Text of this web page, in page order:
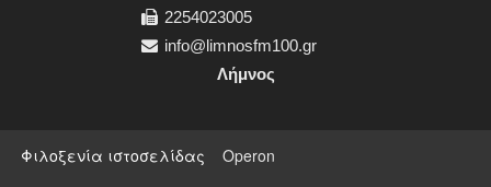
2254023005
info@limnosfm100.gr
Λήμνος
Φιλοξενία ιστοσελίδας Operon